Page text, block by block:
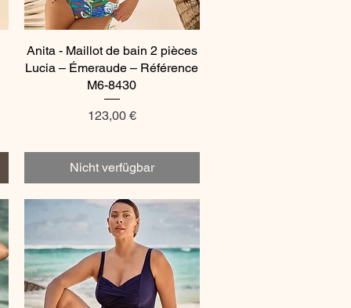
Schnellansicht
Anita - Maillot de bain 2 pièces
Lucia – Émeraude – Référence
M6-8430
Preis
123,00 €
Nicht verfügbar